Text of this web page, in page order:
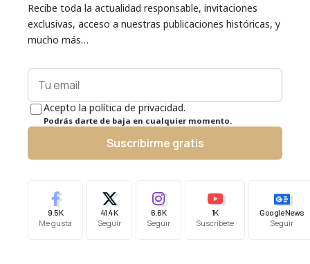
Recibe toda la actualidad responsable, invitaciones
exclusivas, acceso a nuestras publicaciones históricas, y
mucho más…
Acepto la política de privacidad.
Podrás darte de baja en cualquier momento.
Suscribirme gratis
9.5K
Me gusta
41.4K
Seguir
6.6K
Seguir
1K
Suscríbete
Google News
Seguir